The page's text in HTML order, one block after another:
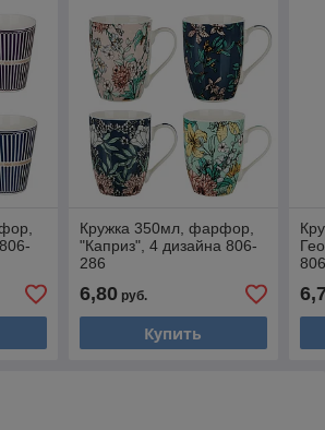
Кружка 350мл, фарфор,
"Каприз", 4 дизайна 806-
286
6,80руб.
Купить